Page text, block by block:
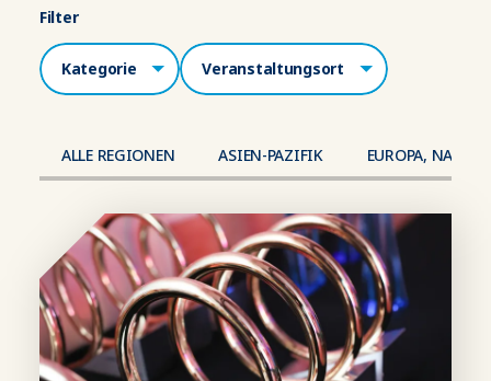
Filter
Kategorien Veranstaltungsort
ALLE REGIONEN ASIEN-PAZIFIK EUROPA, NAHER